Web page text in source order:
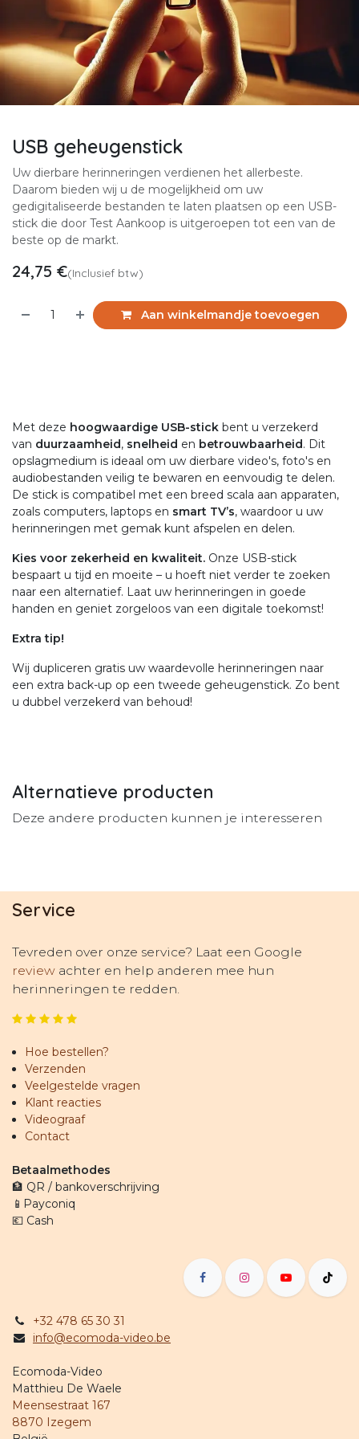
USB geheugenstick
Uw dierbare herinneringen verdienen het allerbeste.
Daarom bieden wij u de mogelijkheid om uw
gedigitaliseerde bestanden te laten plaatsen op een USB-
stick die door Test Aankoop is uitgeroepen tot een van de
beste op de markt.
24,75 €(Inclusief btw)
Aan winkelmandje toevoegen
Met deze hoogwaardige USB-stick bent u verzekerd
van duurzaamheid, snelheid en betrouwbaarheid. Dit
opslagmedium is ideaal om uw dierbare video's, foto's en
audiobestanden veilig te bewaren en eenvoudig te delen.
De stick is compatibel met een breed scala aan apparaten,
zoals computers, laptops en smart TV’s, waardoor u uw
herinneringen met gemak kunt afspelen en delen.
Kies voor zekerheid en kwaliteit. Onze USB-stick
bespaart u tijd en moeite – u hoeft niet verder te zoeken
naar een alternatief. Laat uw herinneringen in goede
handen en geniet zorgeloos van een digitale toekomst!
Extra tip!
Wij dupliceren gratis uw waardevolle herinneringen naar
een extra back-up op een tweede geheugenstick. Zo bent
u dubbel verzekerd van behoud!
Alternatieve producten
Deze andere producten kunnen je interesseren
Service
Tevreden over onze service? Laat een Google
review achter en help anderen mee hun
herinneringen te redden.
Hoe bestellen?
Verzenden
Veelgestelde vragen
Klant reacties
Videograaf
Contact
Betaalmethodes
🏦 QR / bankoverschrijving
📱Payconiq
💶 Cash
+32 478 65 30 31
info@ecomoda-video.be
Ecomoda-Video
Matthieu De Waele
Meensestraat 167
8870 Izegem